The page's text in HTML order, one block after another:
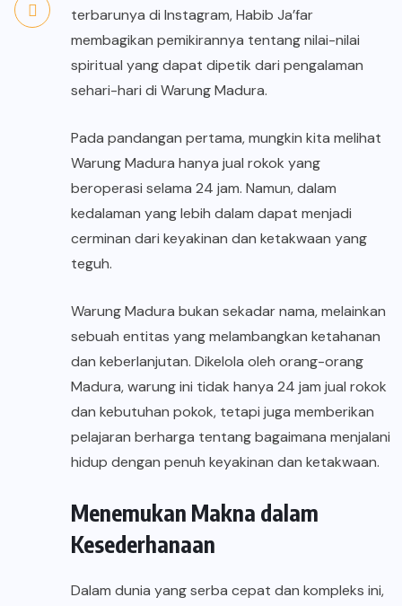
terbarunya di Instagram, Habib Ja’far
membagikan pemikirannya tentang nilai-nilai
spiritual yang dapat dipetik dari pengalaman
sehari-hari di Warung Madura.
Pada pandangan pertama, mungkin kita melihat
Warung Madura hanya jual rokok yang
beroperasi selama 24 jam. Namun, dalam
kedalaman yang lebih dalam dapat menjadi
cerminan dari keyakinan dan ketakwaan yang
teguh.
Warung Madura bukan sekadar nama, melainkan
sebuah entitas yang melambangkan ketahanan
dan keberlanjutan. Dikelola oleh orang-orang
Madura, warung ini tidak hanya 24 jam jual rokok
dan kebutuhan pokok, tetapi juga memberikan
pelajaran berharga tentang bagaimana menjalani
hidup dengan penuh keyakinan dan ketakwaan.
Menemukan Makna dalam
Kesederhanaan
Dalam dunia yang serba cepat dan kompleks ini,